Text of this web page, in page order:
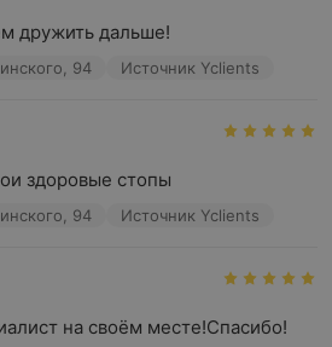
дружить дальше!
94 Источник Yclients
здоровые стопы
94 Источник Yclients
на своём месте!Спасибо!